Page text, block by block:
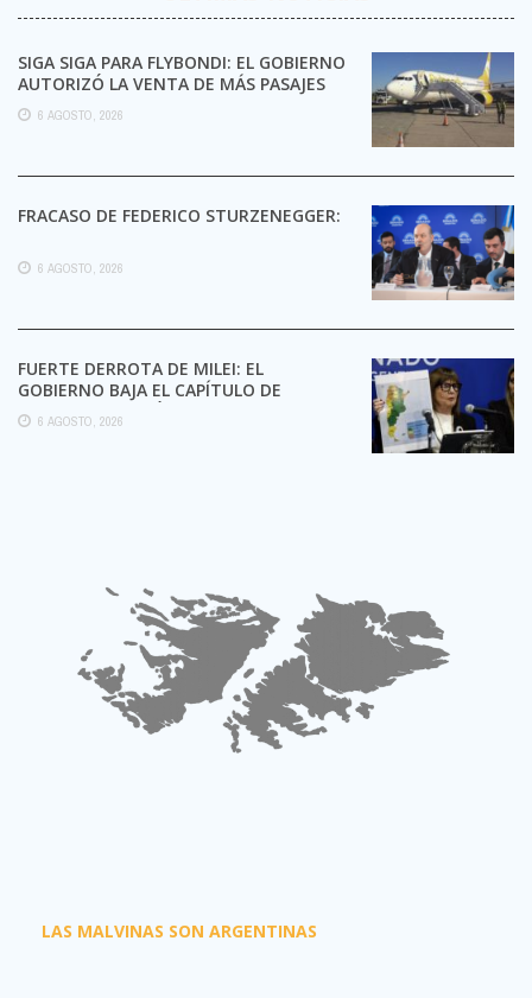
SIGA SIGA PARA FLYBONDI: EL GOBIERNO
AUTORIZÓ LA VENTA DE MÁS PASAJES
6 AGOSTO, 2026
FRACASO DE FEDERICO STURZENEGGER:
6 AGOSTO, 2026
FUERTE DERROTA DE MILEI: EL
GOBIERNO BAJA EL CAPÍTULO DE
EXTRANJERIZACIÓN DE TIERRAS
6 AGOSTO, 2026
LAS MALVINAS SON ARGENTINAS